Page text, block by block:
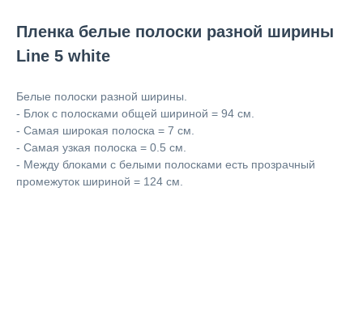
Пленка белые полоски разной ширины
Line 5 white
Белые полоски разной ширины.
- Блок с полосками общей шириной = 94 см.
- Самая широкая полоска = 7 см.
- Самая узкая полоска = 0.5 см.
- Между блоками с белыми полосками есть прозрачный
промежуток шириной = 124 см.